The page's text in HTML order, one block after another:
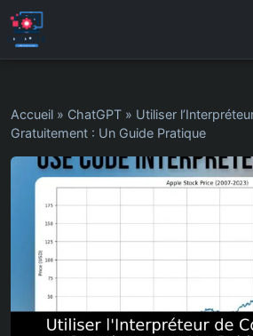
Accueil » ChatGPT » Utiliser
Gratuitement : Un Guide Pratique